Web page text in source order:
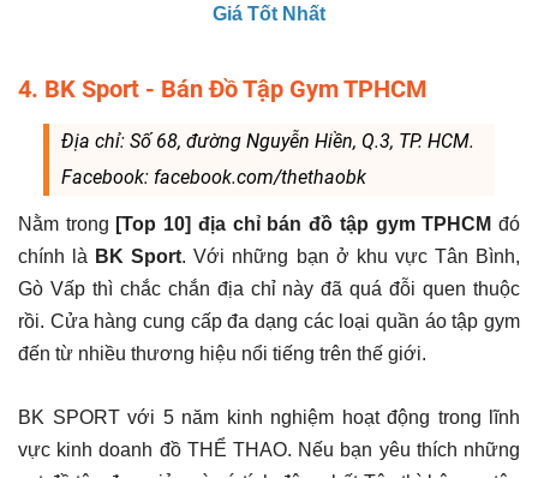
Giá Tốt Nhất
4. BK Sport - Bán Đồ Tập Gym TPHCM
Địa chỉ: Số 68, đường Nguyễn Hiền, Q.3, TP. HCM.
Facebook: facebook.com/thethaobk
Nằm trong [Top 10] địa chỉ bán đồ tập gym TPHCM đó
chính là BK Sport. Với những bạn ở khu vực Tân Bình,
Gò Vấp thì chắc chắn địa chỉ này đã quá đỗi quen thuộc
rồi. Cửa hàng cung cấp đa dạng các loại quần áo tập gym
đến từ nhiều thương hiệu nổi tiếng trên thế giới.
BK SPORT với 5 năm kinh nghiệm hoạt động trong lĩnh
vực kinh doanh đồ THỂ THAO. Nếu bạn yêu thích những